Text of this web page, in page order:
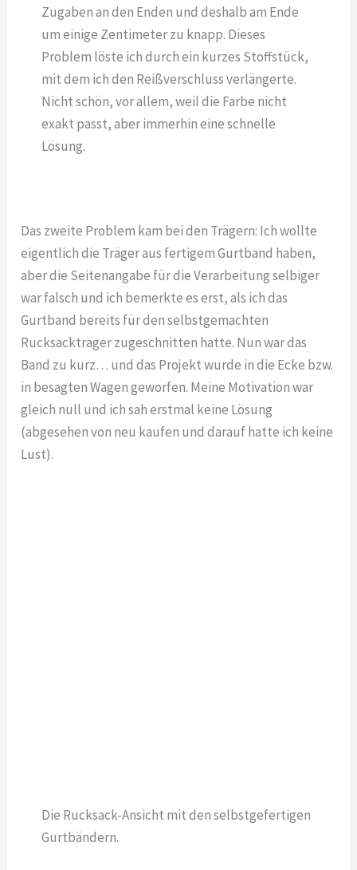
Zugaben an den Enden und deshalb am Ende
um einige Zentimeter zu knapp. Dieses
Problem löste ich durch ein kurzes Stoffstück,
mit dem ich den Reißverschluss verlängerte.
Nicht schön, vor allem, weil die Farbe nicht
exakt passt, aber immerhin eine schnelle
Lösung.
Das zweite Problem kam bei den Trägern: Ich wollte
eigentlich die Träger aus fertigem Gurtband haben,
aber die Seitenangabe für die Verarbeitung selbiger
war falsch und ich bemerkte es erst, als ich das
Gurtband bereits für den selbstgemachten
Rucksackträger zugeschnitten hatte. Nun war das
Band zu kurz… und das Projekt wurde in die Ecke bzw.
in besagten Wagen geworfen. Meine Motivation war
gleich null und ich sah erstmal keine Lösung
(abgesehen von neu kaufen und darauf hatte ich keine
Lust).
Die Rucksack-Ansicht mit den selbstgefertigen
Gurtbändern.